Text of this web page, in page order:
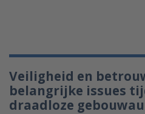
Veiligheid en
belangrijke issues
draadloze